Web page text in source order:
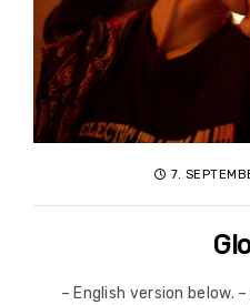
7.
– English version below.